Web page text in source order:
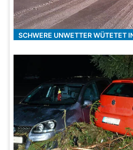
SCHWERE UNWETTER WÜTETET